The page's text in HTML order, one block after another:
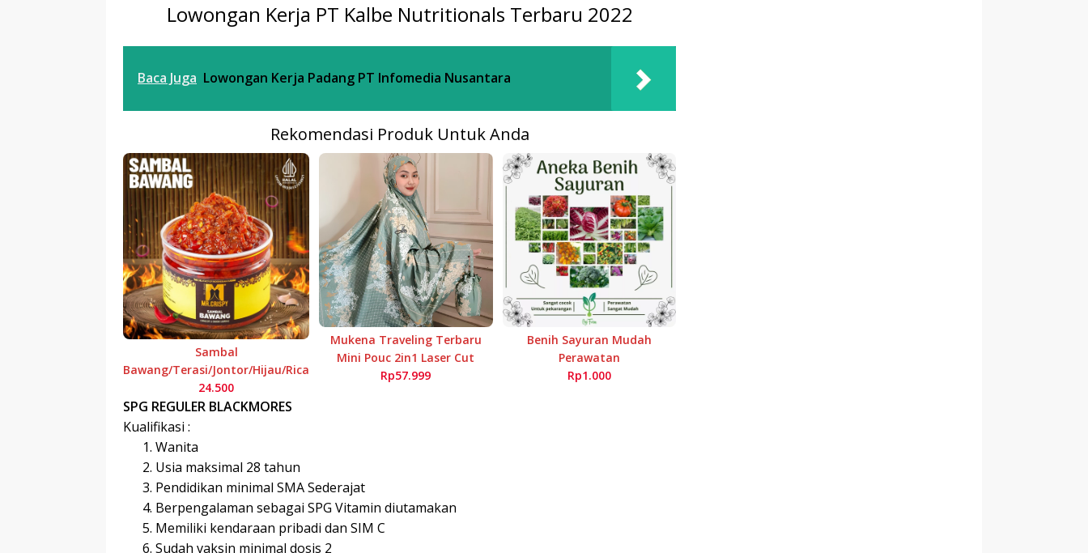
Lowongan Kerja PT Kalbe Nutritionals Terbaru 2022
Baca Juga Lоwоngаn Kеrjа Padang PT Infomedia Nusantara
Rekomendasi Produk Untuk Anda
Sambal
Bawang/Terasi/Jontor/Hijau/Rica
24.500
Mukena Traveling Terbaru
Mini Pouc 2in1 Laser Cut
Rp57.999
Benih Sayuran Mudah
Perawatan
Rp1.000
SPG REGULER BLACKMORES
Kualifikasi :
Wanita
Usia maksimal 28 tahun
Pendidikan minimal SMA Sederajat
Berpengalaman sebagai SPG Vitamin diutamakan
Memiliki kendaraan pribadi dan SIM C
Sudah vaksin minimal dosis 2